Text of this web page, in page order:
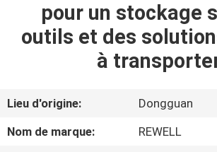
SUJET
DE
VISITE
D'USINE
pour un stockage
outils et des
à
Lieu d'origine:
Dongguan
Nom de marque:
REWELL